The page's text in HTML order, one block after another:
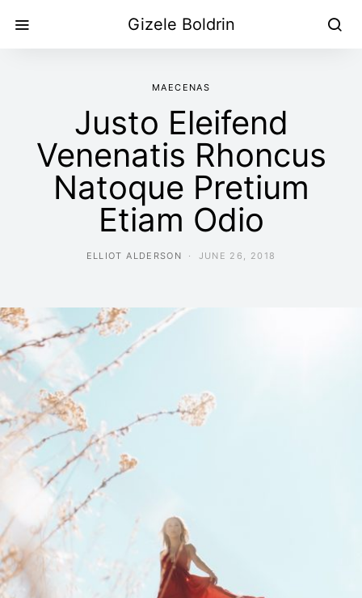
Gizele Boldrin
MAECENAS
Justo Eleifend
Venenatis Rhoncus
Natoque Pretium
Etiam Odio
ELLIOT ALDERSON JUNE 26, 2018